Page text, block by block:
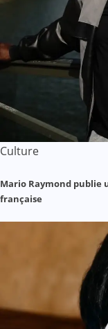
Culture
Mario Raymond publie
française